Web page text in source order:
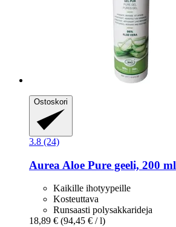
Ostoskori
3.8 (24)
Aurea Aloe Pure geeli, 200 ml
Kaikille ihotyypeille
Kosteuttava
Runsaasti polysakkarideja
18,89 € (94,45 € / l)